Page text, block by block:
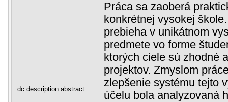
dc.description.abstract
Práca sa zaoberá
konkrétnej vysokej
prebieha v unikátnom
predmete vo forme
ktorých ciele sú zhodné
projektov. Zmyslom
zlepšenie systému tejto
účelu bola analyzovaná